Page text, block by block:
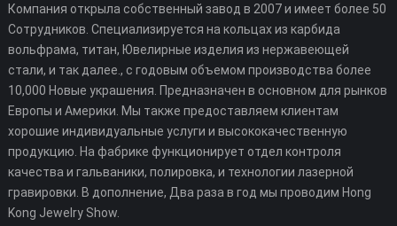
Компания открыла собственный завод в 2007 и имеет более 50
Сотрудников. Специализируется на кольцах из карбида
вольфрама, титан, Ювелирные изделия из нержавеющей
стали, и так далее., с годовым объемом производства более
10,000 Новые украшения. Предназначен в основном для рынков
Европы и Америки. Мы также предоставляем клиентам
хорошие индивидуальные услуги и высококачественную
продукцию. На фабрике функционирует отдел контроля
качества и гальваники, полировка, и технологии лазерной
гравировки. В дополнение, Два раза в год мы проводим Hong
Kong Jewelry Show.